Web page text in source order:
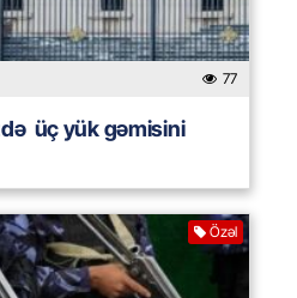
77
üç yük gəmisini
Özəl